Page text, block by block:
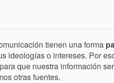
tienen una forma
ideologías o intereses. Por
que nuestra información
otras fuentes.